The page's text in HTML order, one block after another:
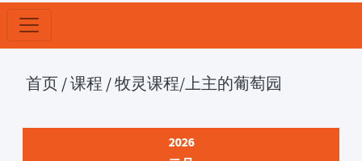
首页 /课程 /牧灵课程/上主的葡萄园
2026